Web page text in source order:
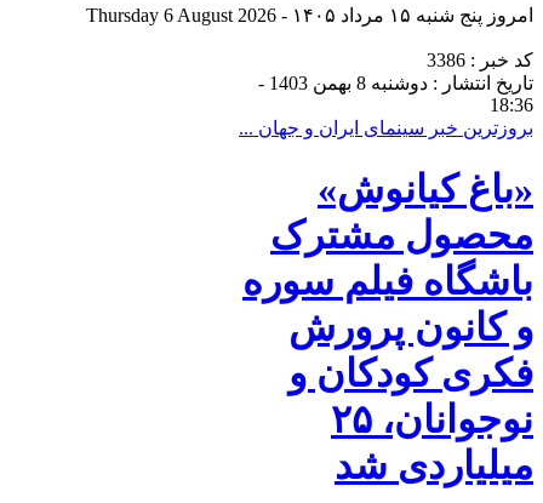
امروز پنج شنبه ۱۵ مرداد ۱۴۰۵ - Thursday 6 August 2026
کد خبر : 3386
تاریخ انتشار : دوشنبه 8 بهمن 1403 -
18:36
بروزترین خبر سینمای ایران و جهان ...
«باغ کیانوش»
محصول مشترک
باشگاه فیلم سوره
و کانون پرورش
فکری کودکان و
نوجوانان، ۲۵
میلیاردی شد